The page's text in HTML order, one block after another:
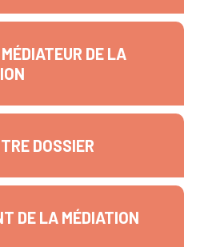
DE LA
DOSSIER
DE LA MÉDIATION